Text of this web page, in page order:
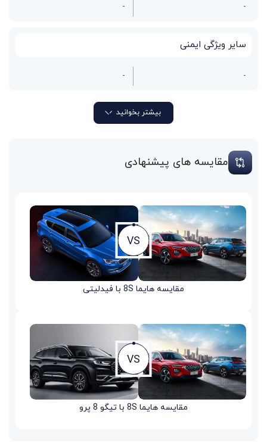
-
-
سایر ویژگی‌ ایمنی
-
-
بیشتر بخوانید
مقایسه های پیشنهادی
VS
مقایسه هایما 8S با فیدلیتی
VS
مقایسه هایما 8S با تیگو 8 پرو